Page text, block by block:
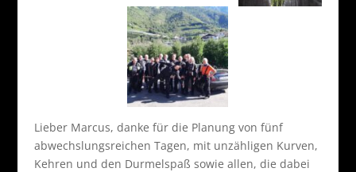
Lieber Marcus, danke für die Planung von fünf
abwechslungsreichen Tagen, mit unzähligen Kurven,
Kehren und den Durmelspaß sowie allen, die dabei